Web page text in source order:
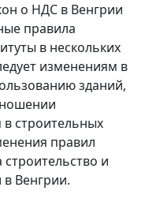
о НДС в Венгрии
правила
в нескольких
изменениям в
зданий,
строительных
правил
и
Венгрии.